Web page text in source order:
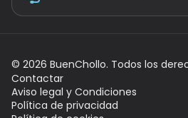
© 2026 BuenChollo. Todos los
Contactar
Aviso legal y Condiciones
Política de privacidad